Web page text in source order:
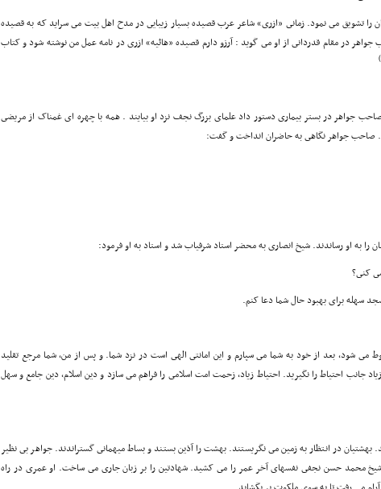
را تشویق مى نمود. زمانى «ازرى» شاعر عرب قصیده بسیار زیبایى در مدح اهل بیت مى سراید که به قصیده
در مقام قدردانى از او مى گوید : آرزو دارم قصیده «هائیه» ازرى در نامه عمل من نوشته شود و کتاب
)
1266 ق. بود و صاحب جواهر در بستر بیمارى دستور داد علماى بزرگ نجف نزد او بیایند . همه با چهره اى غمناک از مریضى
صاحب جواهر نگاهى به حاضران انداخت و گفت:
را به او رساندند. شیخ انصارى به محضر استاد شرفیاب شد و استاد به او فرمود:
کنى؟
سهله براى بهبود حال شما دعا کنم.
مى شود، بعد از خود به شما مى سپارم و این امانتى الهى است در نزد شما. و پس از من، شما مرجع تقلید
جانب احتیاط را نگیرید. احتیاط زیاد، زحمت امت اسلامى را فراهم مى سازد و دین اسلام، دین جامع و سهل
1266 ق. فرا رسید. بهشتیان در انتظار به زمین مى نگریستند. بهشت را آذین بستند و بساط میهمانى گستراندند. جواهر بى نظیر
شیخ محمد حسن نجفى نفسهاى آخر عمر را مى کشید. شهادتین را بر زبان جارى مى ساخت. او عمرى در راه